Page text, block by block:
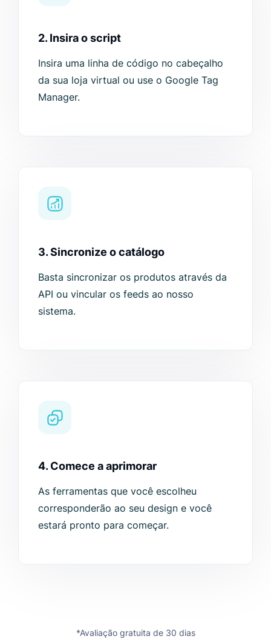
2. Insira o script
Insira uma linha de código no cabeçalho
da sua loja virtual ou use o Google Tag
Manager.
3. Sincronize o catálogo
Basta sincronizar os produtos através da
API ou vincular os feeds ao nosso
sistema.
4. Comece a aprimorar
As ferramentas que você escolheu
corresponderão ao seu design e você
estará pronto para começar.
*Avaliação gratuita de 30 dias